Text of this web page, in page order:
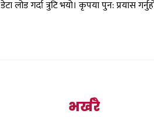
डेटा लोड गर्दा त्रुटि भयो। कृपया पुन: प्रयास
भर्खरै